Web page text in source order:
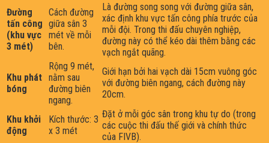
Đường
tấn công
(khu vực
3 mét)
Cách đường
giữa sân 3
mét về mỗi
bên.
Là đường song song với đường giữa sân,
xác định khu vực tấn công phía trước của
mỗi đội. Trong thi đấu chuyên nghiệp,
đường này có thể kéo dài thêm bằng các
vạch ngắt quãng.
Khu phát
bóng
Rộng 9 mét,
nằm sau
đường biên
ngang.
Giới hạn bởi hai vạch dài 15cm vuông góc
với đường biên ngang, cách đường này
20cm.
Khu khởi
động
Kích thước: 3
x 3 mét
Đặt ở mỗi góc sân trong khu tự do (trong
các cuộc thi đấu thế giới và chính thức
của FIVB).